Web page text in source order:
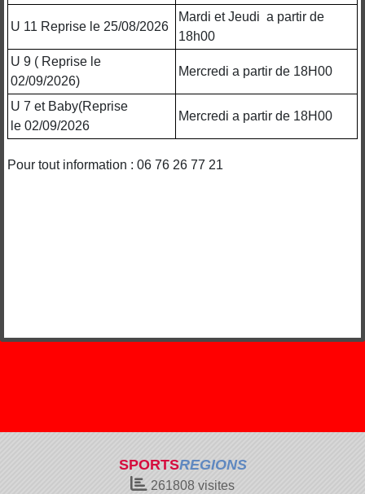
U 11 Reprise le 25/08/2026
Mardi et Jeudi a partir de
18h00
U 9 ( Reprise le
02/09/2026)
Mercredi a partir de 18H00
U 7 et Baby(Reprise
le 02/09/2026
Mercredi a partir de 18H00
Pour tout information : 06 76 26 77 21
SPORTSREGIONS
261808 visites